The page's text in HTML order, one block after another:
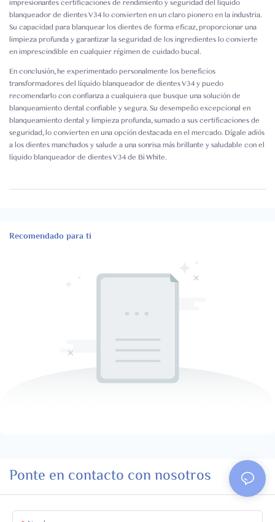
impresionantes certificaciones de rendimiento y seguridad del líquido
blanqueador de dientes V34 lo convierten en un claro pionero en la industria.
Su capacidad para blanquear los dientes de forma eficaz, proporcionar una
limpieza profunda y garantizar la seguridad de los ingredientes lo convierte
en imprescindible en cualquier régimen de cuidado bucal.
En conclusión, he experimentado personalmente los beneficios
transformadores del líquido blanqueador de dientes V34 y puedo
recomendarlo con confianza a cualquiera que busque una solución de
blanqueamiento dental confiable y segura. Su desempeño excepcional en
blanqueamiento dental y limpieza profunda, sumado a sus certificaciones de
seguridad, lo convierten en una opción destacada en el mercado. Dígale adiós
a los dientes manchados y salude a una sonrisa más brillante y saludable con el
líquido blanqueador de dientes V34 de Bi White.
Recomendado para ti
Ponte en contacto con nosotros